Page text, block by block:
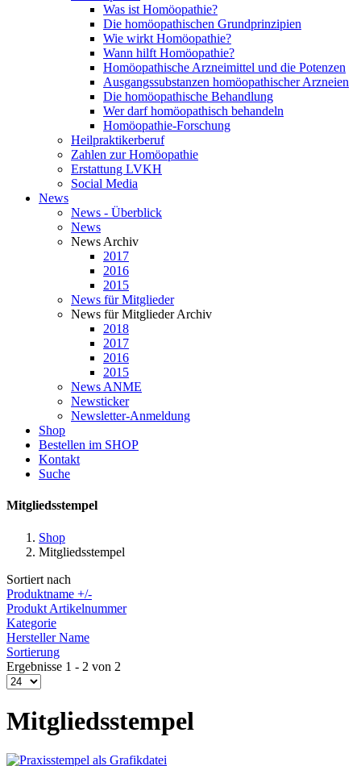
Was ist Homöopathie?
Die homöopathischen Grundprinzipien
Wie wirkt Homöopathie?
Wann hilft Homöopathie?
Homöopathische Arzneimittel und die Potenzen
Ausgangssubstanzen homöopathischer Arzneien
Die homöopathische Behandlung
Wer darf homöopathisch behandeln
Homöopathie-Forschung
Heilpraktikerberuf
Zahlen zur Homöopathie
Erstattung LVKH
Social Media
News
News - Überblick
News
News Archiv
2017
2016
2015
News für Mitglieder
News für Mitglieder Archiv
2018
2017
2016
2015
News ANME
Newsticker
Newsletter-Anmeldung
Shop
Bestellen im SHOP
Kontakt
Suche
Mitgliedsstempel
Shop
Mitgliedsstempel
Sortiert nach
Produktname +/-
Produkt Artikelnummer
Kategorie
Hersteller Name
Sortierung
Ergebnisse 1 - 2 von 2
Mitgliedsstempel